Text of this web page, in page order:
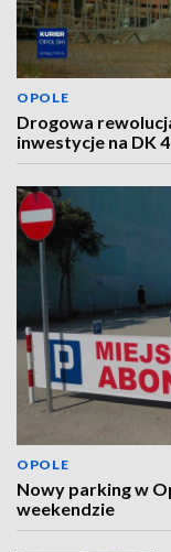
OPOLE
Drogowa
inwestycje na DK
OPOLE
Nowy parking w
weekendzie